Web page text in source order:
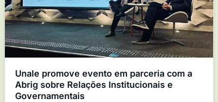
Unale promove evento em parceria com a
Abrig sobre Relações Institucionais e
Governamentais